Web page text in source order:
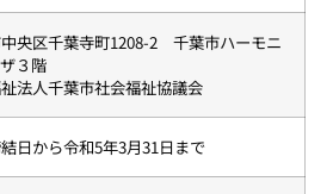
央区千葉寺町1208-2 千葉市ハーモニ
３階
法人千葉市社会福祉協議会
日から令和5年3月31日まで